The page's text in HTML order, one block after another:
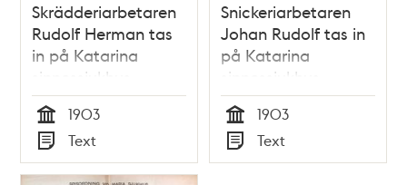
Skrädderiarbetaren
Rudolf Herman tas
in på Katarina
sinnessjukhus –
sjukjournal 1903
Tid
1903
Typ
Text
Snickeriarbetaren
Johan Rudolf tas in
på Katarina
sinnessjukhus –
sjukjournal 1903
Tid
1903
Typ
Text